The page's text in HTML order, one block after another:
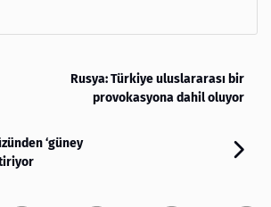
Rusya: Türkiye uluslararası bir
provokasyona dahil oluyor
‘güney